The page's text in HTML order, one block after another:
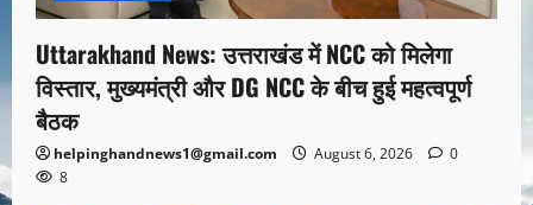
Uttarakhand News: उत्तराखंड में NCC को मिलेगा
विस्तार, मुख्यमंत्री और DG NCC के बीच हुई महत्वपूर्ण
बैठक
helpinghandnews1@gmail.com August 6, 2026
0
8